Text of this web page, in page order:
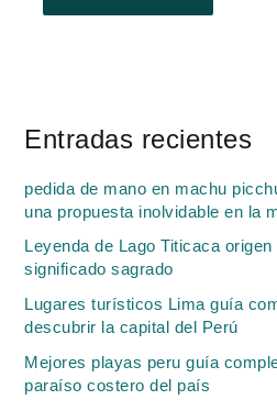
Entradas recientes
pedida de mano en machu
una propuesta inolvidable en la
Leyenda de Lago Titicaca
significado sagrado
Lugares turísticos Lima guía
descubrir la capital del Perú
Mejores playas peru guía
paraíso costero del país